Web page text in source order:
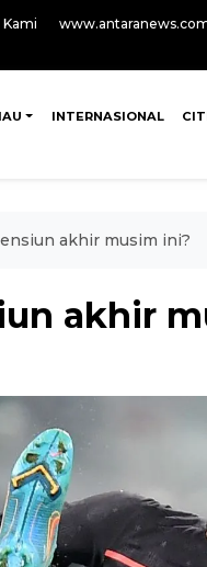
INTERNASIONAL
akhir musim ini?
akhir